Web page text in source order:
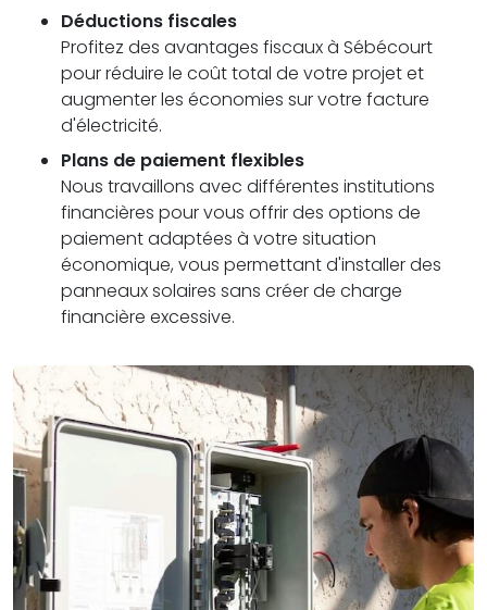
Déductions fiscales
Profitez des avantages fiscaux à Sébécourt
pour réduire le coût total de votre projet et
augmenter les économies sur votre facture
d'électricité.
Plans de paiement flexibles
Nous travaillons avec différentes institutions
financières pour vous offrir des options de
paiement adaptées à votre situation
économique, vous permettant d'installer des
panneaux solaires sans créer de charge
financière excessive.